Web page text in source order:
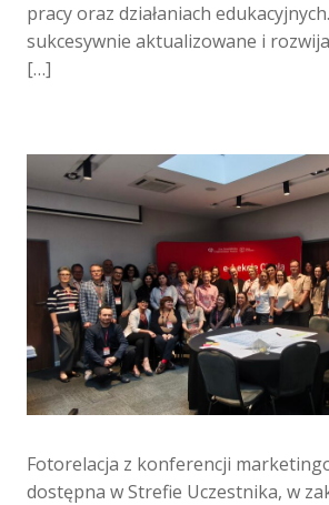
pracy oraz działaniach
sukcesywnie aktualizowane i
[…]
Fotorelacja z konferencji
dostępna w Strefie Uczestnika, w